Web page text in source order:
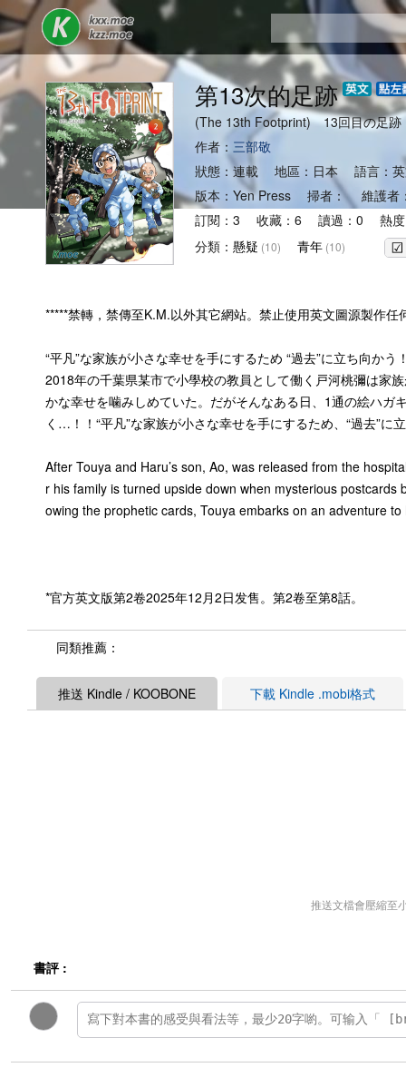
第13次的足跡
(The 13th Footprint) 13回目の足跡
作者： 三部敬
狀態：連載 地區：日本 語言：
版本：Yen Press 掃者： 維護者
訂閱：3 收藏：6 讀過：0 熱度
分類： 懸疑 (10) 青年 (10)
*****禁轉，禁傳至K.M.以外其它網站。禁止使用英文圖源製作
“平凡”な家族が小さな幸せを手にするため “過去”に立ち向かう
2018年の千葉県某市で小學校の教員として働く戸河桃彌は家
かな幸せを噛みしめていた。だがそんなある日、1通の絵ハガ
く…！！“平凡”な家族が小さな幸せを手にするため、“過去”に
After Touya and Haru’s son, Ao, was released from the
r his family is turned upside down when mysterious
owing the prophetic cards, Touya embarks on an adventure
*官方英文版第2卷2025年12月2日发售。第2卷至第8話。
同類推薦：
推送 Kindle / KOOBONE 下載 Kindle .mobi格式
推送文檔會壓縮至
書評 :